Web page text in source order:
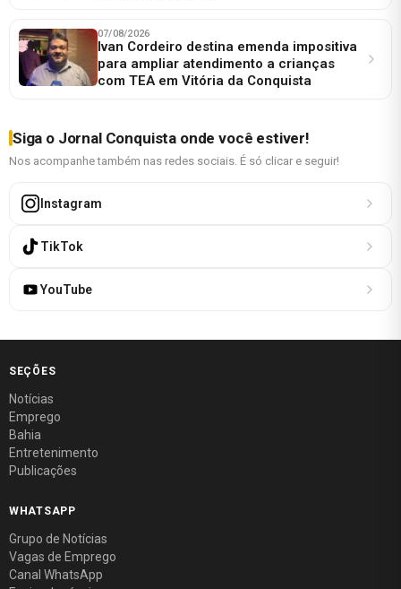
07/08/2026
Ivan Cordeiro destina emenda impositiva
para ampliar atendimento a crianças
com TEA em Vitória da Conquista
Siga o Jornal Conquista onde você estiver!
Nos acompanhe também nas redes sociais. É só clicar e seguir!
Instagram
TikTok
YouTube
SEÇÕES
Notícias
Emprego
Bahia
Entretenimento
Publicações
WHATSAPP
Grupo de Notícias
Vagas de Emprego
Canal WhatsApp